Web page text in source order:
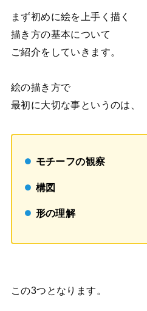
まず初めに絵を上手く描く
描き方の基本について
ご紹介をしていきます。
絵の描き方で
最初に大切な事というのは、
モチーフの観察
構図
形の理解
この3つとなります。